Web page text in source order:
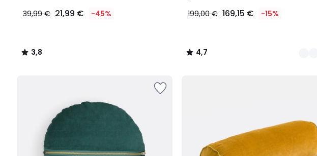
39,99 € 21,99 € -45%
3,8
/
199,00 € 169,15 € -15%
4,7
/